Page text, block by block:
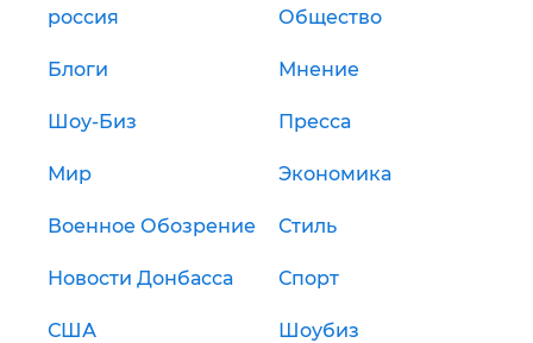
россия Общество
Блоги Мнение
Шоу-Биз Пресса
Мир Экономика
Военное Обозрение Стиль
Новости Донбасса Спорт
США Шоубиз